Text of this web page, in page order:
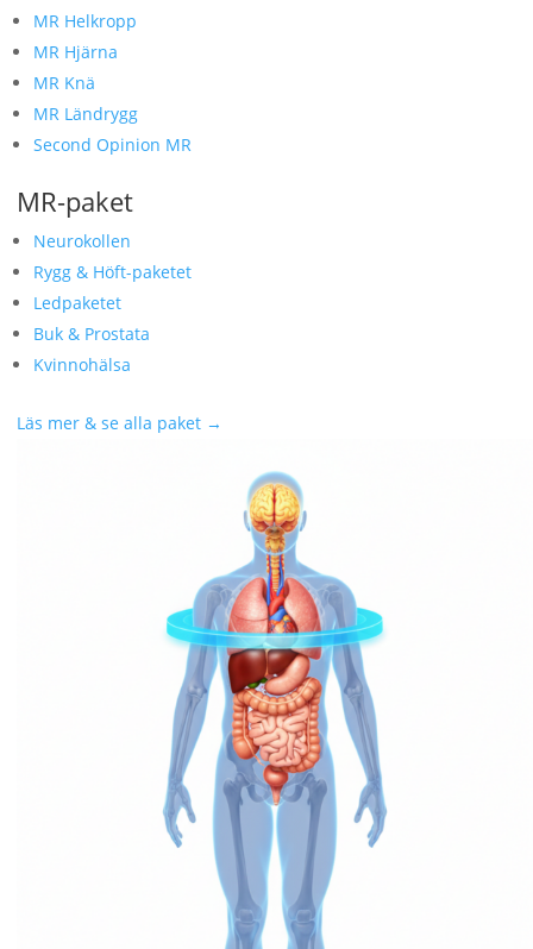
MR Helkropp
MR Hjärna
MR Knä
MR Ländrygg
Second Opinion MR
MR-paket
Neurokollen
Rygg & Höft-paketet
Ledpaketet
Buk & Prostata
Kvinnohälsa
Läs mer & se alla paket →